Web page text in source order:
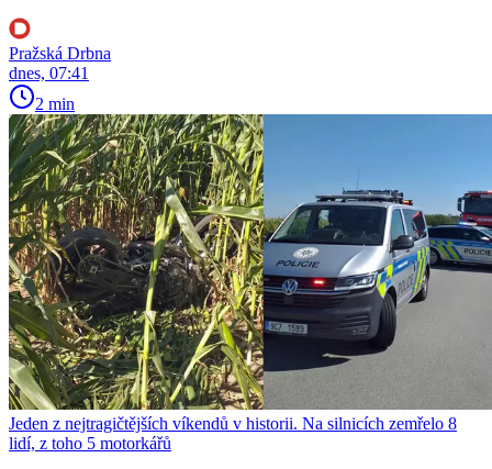
Pražská Drbna
dnes, 07:41
2 min
Jeden z nejtragičtějších víkendů v historii. Na silnicích zemřelo 8
lidí, z toho 5 motorkářů